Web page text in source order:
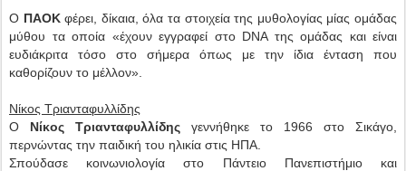
Ο ΠΑΟΚφέρει, δίκαια, όλα τα στοιχεία της μυθολογίας μίας ομάδας
μύθου τα οποία «έχουν εγγραφεί στο DNA της ομάδας και είναι
ευδιάκριτα τόσο στο σήμερα όπως με την ίδια ένταση που
καθορίζουν το μέλλον».
Νίκος Τριανταφυλλίδης
Ο Νίκος Τριανταφυλλίδης γεννήθηκε το 1966 στο Σικάγο,
περνώντας την παιδική του ηλικία στις ΗΠΑ.
Σπούδασε κοινωνιολογία στο Πάντειο Πανεπιστήμιο και